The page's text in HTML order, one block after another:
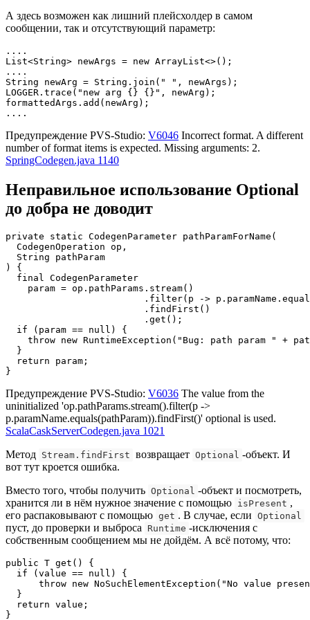
А здесь возможен как лишний плейсхолдер в самом
сообщении, так и отсутствующий параметр:
....
List<String> newArgs = new ArrayList<>();
....
String newArg = String.join(" ", newArgs);
LOGGER.trace("new arg {} {}", newArg);
formattedArgs.add(newArg);
....
Предупреждение PVS-Studio: V6046 Incorrect format. A different
number of format items is expected. Missing arguments: 2.
SpringCodegen.java 1140
Неправильное использование Optional
до добра не доводит
private static CodegenParameter pathParamForName(
  CodegenOperation op,
  String pathParam
) {
  final CodegenParameter
    param = op.pathParams.stream()
.filter(p ->
                         .findFirst()
                         .get();
  if (param == null) {
throw new RuntimeException("Bug: path param " +
  }
  return param;
}
Предупреждение PVS-Studio: V6036 The value from the
uninitialized 'op.pathParams.stream().filter(p ->
p.paramName.equals(pathParam)).findFirst()' optional is used.
ScalaCaskServerCodegen.java 1021
Метод Stream.findFirst возвращает Optional -объект. И
вот тут кроется ошибка.
Вместо того, чтобы получить Optional -объект и посмотреть,
хранится ли в нём нужное значение с помощью isPresent ,
его распаковывают с помощью get . В случае, если Optional
пуст, до проверки и выброса Runtime -исключения с
собственным сообщением мы не дойдём. А всё потому, что:
public T get() {
  if (value == null) {
throw new NoSuchElementException("No value
  }
  return value;
}